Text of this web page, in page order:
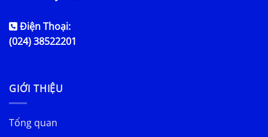
Điện Thoại:
(024) 38522201
GIỚI THIỆU
Tổng quan